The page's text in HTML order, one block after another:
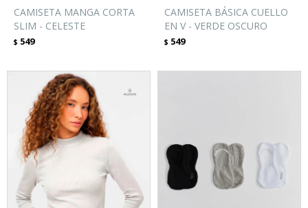
CAMISETA MANGA CORTA
SLIM - CELESTE
$ 549
CAMISETA BÁSICA CUELLO
EN V - VERDE OSCURO
$ 549